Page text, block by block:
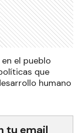
el pueblo
que
humano
tu email